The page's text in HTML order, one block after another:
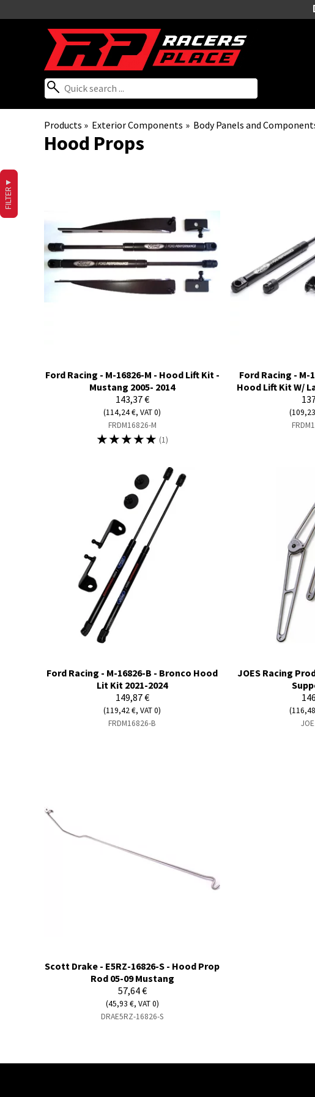
Products ‪» Exterior Components ‪» Body Panels and
Hood Props
FILTER
▼
Ford Racing - M-16826-M - Hood Lift Kit -
Mustang 2005- 2014
143,37 €
(114,24 €, VAT 0)
FRDM16826-M
☆☆☆☆☆ (1)
Ford Racing - M-
Hood Lift Kit W/
Ford Racing - M-16826-B - Bronco Hood
Lit Kit 2021-2024
149,87 €
(119,42 €, VAT 0)
FRDM16826-B
JOES Racing
Scott Drake - E5RZ-16826-S - Hood Prop
Rod 05-09 Mustang
57,64 €
(45,93 €, VAT 0)
DRAE5RZ-16826-S